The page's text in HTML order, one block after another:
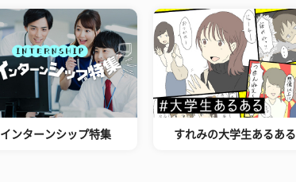
インターンシップ特集 すれみの大学生あるある